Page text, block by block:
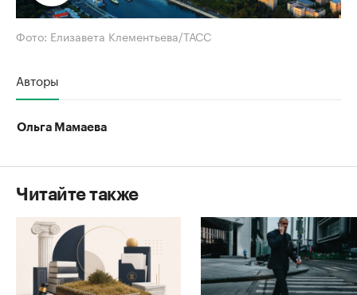
Фото: Елизавета Клементьева/ТАСС
Авторы
Ольга Мамаева
Читайте также